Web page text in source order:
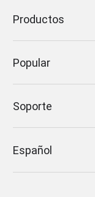
Productos
Popular
Soporte
Español